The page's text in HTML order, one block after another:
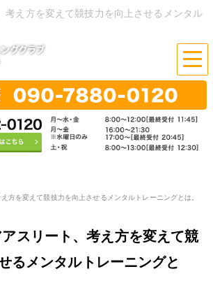
考え方を変えて競技力を向上させるメンタル
方を変えて競技力を向上させるメンタルトレーニングとは。
スリート、考え方を変えて競
るメンタルトレーニングと